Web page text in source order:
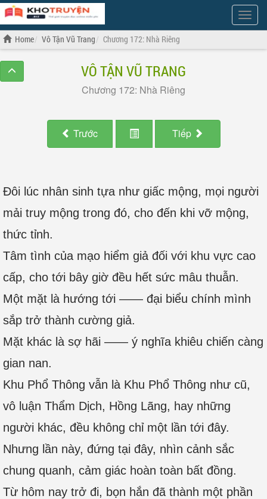
Show
Menu
Home Vô Tận Vũ Trang Chương 172: Nhà Riêng
VÔ TẬN VŨ TRANG
Chương 172: Nhà Riêng
Trước Tiếp
Đôi lúc nhân sinh tựa như giấc mộng, mọi người
mải truy mộng trong đó, cho đến khi vỡ mộng,
thức tỉnh.
Tâm tình của mạo hiểm giả đối với khu vực cao
cấp, cho tới bây giờ đều hết sức mâu thuẫn.
Một mặt là hướng tới —— đại biểu chính mình
sắp trở thành cường giả.
Mặt khác là sợ hãi —— ý nghĩa khiêu chiến càng
gian nan.
Khu Phổ Thông vẫn là Khu Phổ Thông như cũ,
vô luận Thẩm Dịch, Hồng Lãng, hay những
người khác, đều không chỉ một lần tới đây.
Nhưng lần này, đứng tại đây, nhìn cảnh sắc
chung quanh, cảm giác hoàn toàn bất đồng.
Từ hôm nay trở đi, bọn hắn đã thành một phần